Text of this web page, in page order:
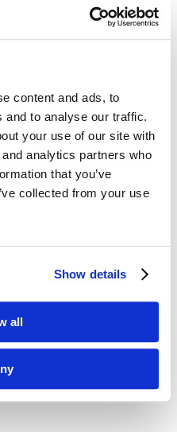
content and ads, to
and to analyse our traffic.
your use of our site with
analytics partners who
that you’ve
collected from your use
Show details
all
tegorocznej odsłonie
artykuły m. in.